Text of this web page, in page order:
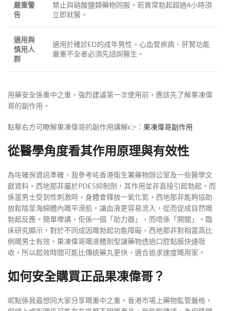
嚴重警
告
禁止與硝酸鹽類藥物同服。若異常勃起超過4小時須
立即就醫。
適用與
慎用人
群
適用於確診ED的成年男性。心血管疾病、肝腎功能
嚴重不全者必須先諮詢醫生。
用藥安全係重中之重，強烈建議第一次使用前，應該先了解果凍偉
哥的副作用。
點擊右方可瞭解果凍偉哥的副作用講解👉： 果凍偉哥副作用
從醫學角度看其作用原理與有效性
為咗確保資訊準確，我參考咗香港衛生署藥物辦公室及一些醫學文
獻資料。西地那非屬於PDE5抑制劑，其作用並非直接引起勃起，而
係當男士受到性刺激時，身體會釋放一氧化氮，西地那非能夠協助
放鬆陰莖海綿體內嘅平滑肌，讓血液更容易流入，從而促成自然嘅
勃起反應。簡單嚟講，佢係一個「助力器」，而唔係「開關」。臨
床研究顯示，對於不同成因嘅勃起功能障礙，西地那非對相當高比
例嘅男士有效。果凍偉哥嘅液體劑型讓藥物透過口腔黏膜快速吸
收，所以起效時間可能比傳統藥丸更快，適合追求速度嘅用家。
如何安全購買正品果凍偉哥？
呢點係我最想同大家分享嘅重中之重。香港市場上藥物監管嚴格，